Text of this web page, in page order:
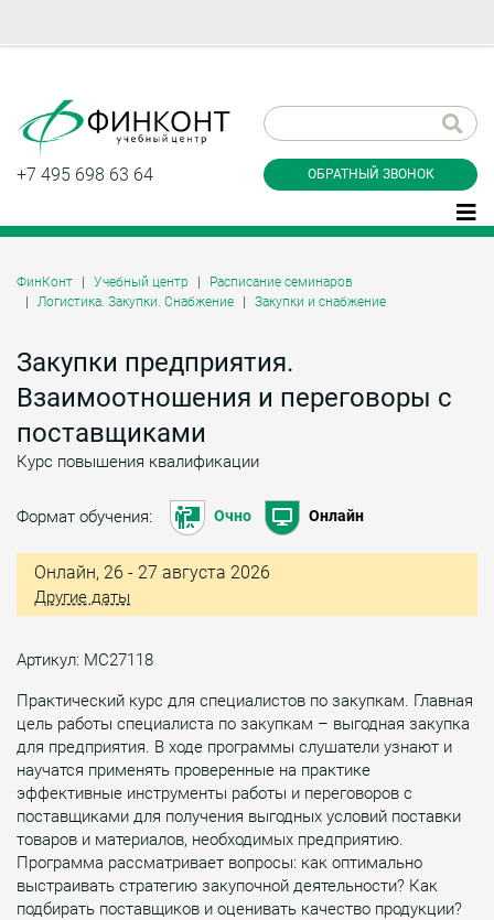
+7 495 698 63 64 ОБРАТНЫЙ ЗВОНОК
ФинКонт Учебный центр
Расписание семинаров
Логистика. Закупки. Снабжение
Закупки и снабжение
Закупки предприятия.
Взаимоотношения и переговоры с
поставщиками
Курс повышения квалификации
Формат обучения: Очно Онлайн
Онлайн, 26 - 27 августа 2026
Другие даты
Артикул: МС27118
Практический курс для специалистов по закупкам. Главная
цель работы специалиста по закупкам – выгодная закупка
для предприятия. В ходе программы слушатели узнают и
научатся применять проверенные на практике
эффективные инструменты работы и переговоров с
поставщиками для получения выгодных условий поставки
товаров и материалов, необходимых предприятию.
Программа рассматривает вопросы: как оптимально
выстраивать стратегию закупочной деятельности? Как
подбирать поставщиков и оценивать качество продукции?
звонок
Даю согласие на обработку персональных
Заказать